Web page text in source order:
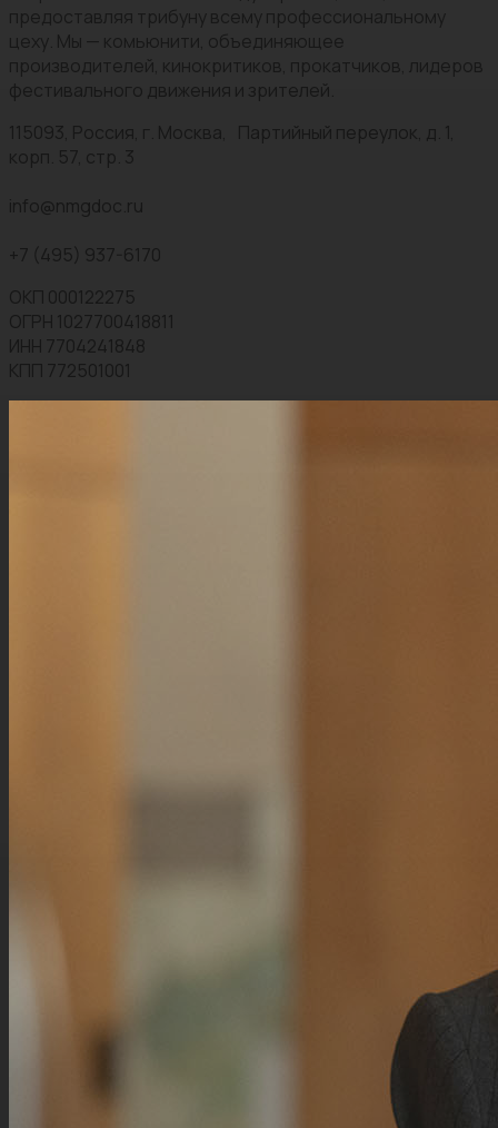
предоставляя трибуну всему профессиональному
цеху. Мы — комьюнити, объединяющее
производителей, кинокритиков, прокатчиков, лидеров
фестивального движения и зрителей.
115093, Россия, г. Москва, Партийный переулок, д. 1,
корп. 57, стр. 3
info@nmgdoc.ru
+7 (495) 937-6170
ОКП 000122275
ОГРН 1027700418811
ИНН 7704241848
КПП 772501001